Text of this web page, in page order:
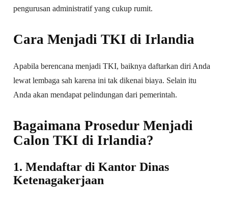
pengurusan administratif yang cukup rumit.
Cara Menjadi TKI di Irlandia
Apabila berencana menjadi TKI, baiknya daftarkan diri Anda
lewat lembaga sah karena ini tak dikenai biaya. Selain itu
Anda akan mendapat pelindungan dari pemerintah.
Bagaimana Prosedur Menjadi
Calon TKI di Irlandia?
1. Mendaftar di Kantor Dinas
Ketenagakerjaan